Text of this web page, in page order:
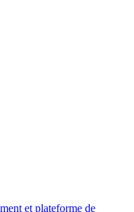
et plateforme de